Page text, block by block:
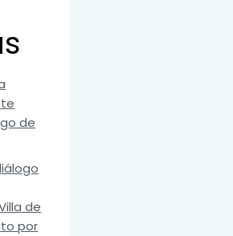
de
de
por